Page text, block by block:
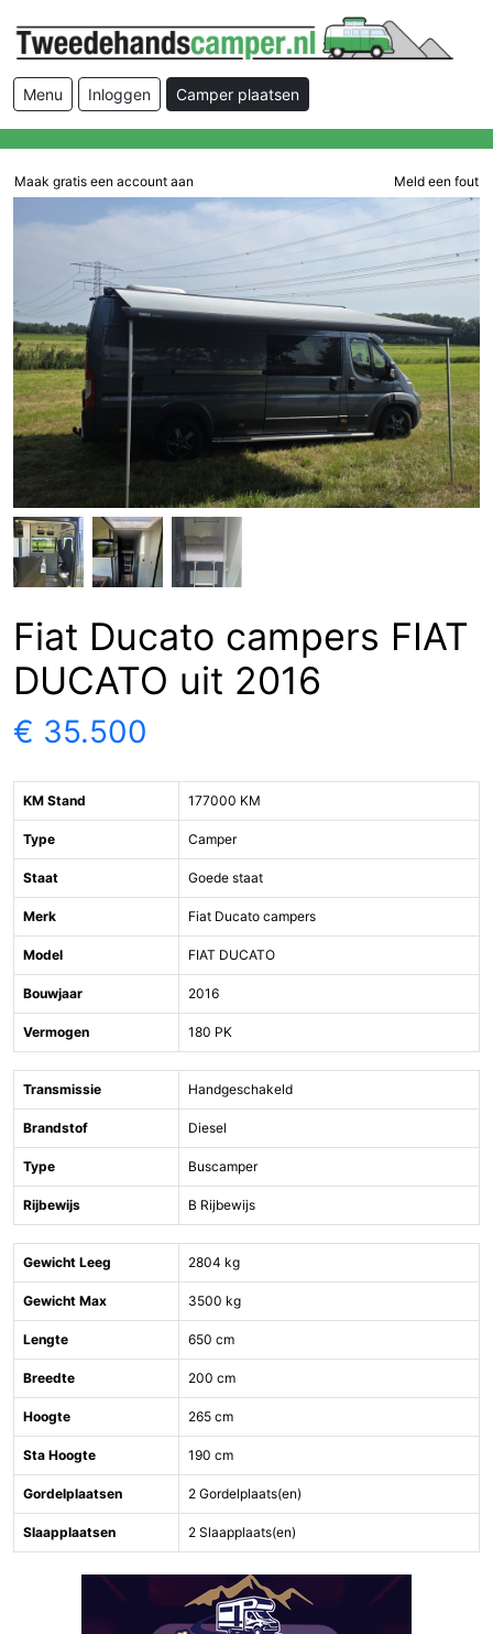
Menu Inloggen Camper plaatsen
Maak gratis een account aan Meld een fout
Fiat Ducato campers FIAT
DUCATO uit 2016
€ 35.500
KM Stand 177000 KM
Type Camper
Staat Goede staat
Merk Fiat Ducato campers
Model FIAT DUCATO
Bouwjaar 2016
Vermogen 180 PK
Transmissie Handgeschakeld
Brandstof Diesel
Type Buscamper
Rijbewijs B Rijbewijs
Gewicht Leeg 2804 kg
Gewicht Max 3500 kg
Lengte 650 cm
Breedte 200 cm
Hoogte 265 cm
Sta Hoogte 190 cm
Gordelplaatsen 2 Gordelplaats(en)
Slaapplaatsen 2 Slaapplaats(en)